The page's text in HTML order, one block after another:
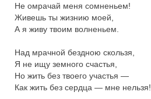
Не омрачай меня сомненьем!
Живешь ты жизнию моей,
А я живу твоим волненьем.
Над мрачной бездною скользя,
Я не ищу земного счастья,
Но жить без твоего участья —
Как жить без сердца — мне нельзя!